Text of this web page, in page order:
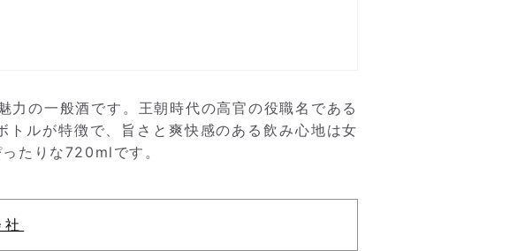
の一般酒です。王朝時代の高官の役職名である
トルが特徴で、旨さと爽快感のある飲み心地は女
たりな720mlです。